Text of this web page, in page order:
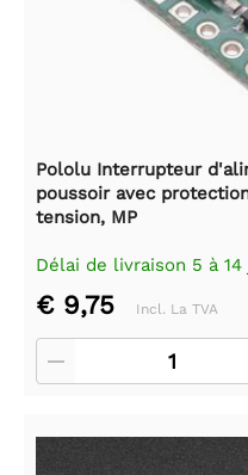
Pololu Interrupteur
poussoir avec
tension, MP
Délai de livraison 5 à
€ 9,75 Incl. La TVA